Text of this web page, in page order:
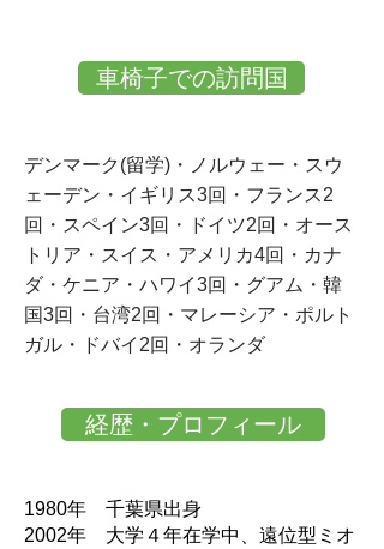
車椅子での訪問国
デンマーク(留学)・ノルウェー・スウ
ェーデン・イギリス3回・フランス2
回・ スペイン3回・ドイツ2回・ オース
トリア・スイス・アメリカ4回・カナ
ダ・ケニア・ハワイ3回・グアム・韓
国3回・台湾2回・マレーシア・ ポルト
ガル・ドバイ2回・オランダ
経歴・プロフィール
1980年 千葉県出身
2002年 大学４年在学中、遠位型ミオ